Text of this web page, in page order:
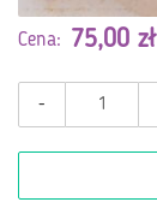
Cena: 75,00 zł
-